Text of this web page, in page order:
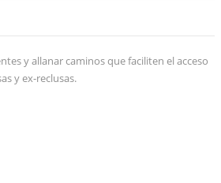
y allanar caminos que faciliten el acceso
y ex-reclusas.